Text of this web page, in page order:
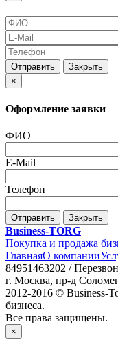
Отправить
Закрыть
×
Оформление заявки
ФИО
E-Mail
Телефон
Отправить Закрыть
Business-TORG
Покупка и продажа
ГлавнаяО компании
84951463202 /
г. Москва, пр-д
2012-2016 © Business-
бизнеса.
Все права защищены.
×